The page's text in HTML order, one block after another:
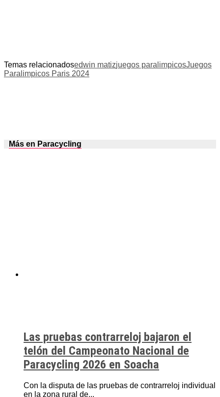
Temas relacionadosedwin matizjuegos paralimpicosJuegos
Paralimpicos Paris 2024
Más en Paracycling
Las pruebas contrarreloj bajaron el
telón del Campeonato Nacional de
Paracycling 2026 en Soacha
Con la disputa de las pruebas de contrarreloj individual
en la zona rural de...